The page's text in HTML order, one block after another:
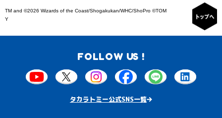
TM and ©2026 Wizards of the Coast/Shogakukan/WHC/ShoPro ©TOM
Y
FOLLOW US !
タカラトミー公式SNS一覧